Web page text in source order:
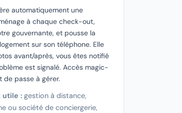
automatiquement une
à chaque check-out,
gouvernante, et pousse la
sur son téléphone. Elle
avant/après, vous êtes notifié
est signalé. Accès magic-
de passe à gérer.
utile : gestion à distance,
ou société de conciergerie,